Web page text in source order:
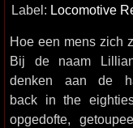
Label: Locomotive
Hoe een mens zich
Bij de naam
denken aan de
back in the
opgedofte,